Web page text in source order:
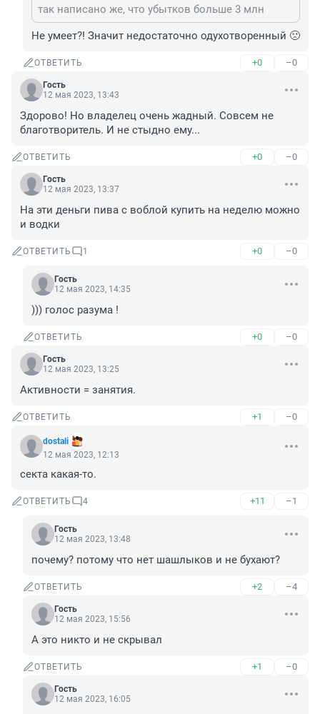
так написано же, что убытков больше 3 млн
Не умеет?! Значит недостаточно одухотворенный 🙁
ОТВЕТИТЬ +0 –0
Гость
12 мая 2023, 13:43
Здорово! Но владелец очень жадный. Совсем не
благотворитель. И не стыдно ему...
ОТВЕТИТЬ +0 –0
Гость
12 мая 2023, 13:37
На эти деньги пива с воблой купить на неделю можно
и водки
ОТВЕТИТЬ 1 +0 –0
Гость
12 мая 2023, 14:35
))) голос разума !
ОТВЕТИТЬ +0 –0
Гость
12 мая 2023, 13:25
Активности = занятия.
ОТВЕТИТЬ +1 –0
dostali
12 мая 2023, 12:13
секта какая-то.
ОТВЕТИТЬ 4 +11 –1
Гость
12 мая 2023, 13:48
почему? потому что нет шашлыков и не бухают?
ОТВЕТИТЬ +2 –4
Гость
12 мая 2023, 15:56
А это никто и не скрывал
ОТВЕТИТЬ +1 –0
Гость
12 мая 2023, 16:05